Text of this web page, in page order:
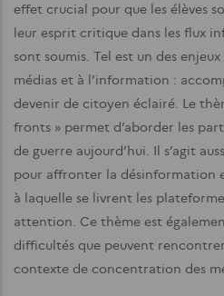
effet crucial pour que les élèves
leur esprit critique dans les flux
sont soumis. Tel est un des
médias et à l’information :
devenir de citoyen éclairé. Le
fronts » permet d’aborder les
de guerre aujourd’hui. Il s’agit
pour affronter la désinformation
à laquelle se livrent les
attention. Ce thème est
difficultés que peuvent
contexte de concentration des